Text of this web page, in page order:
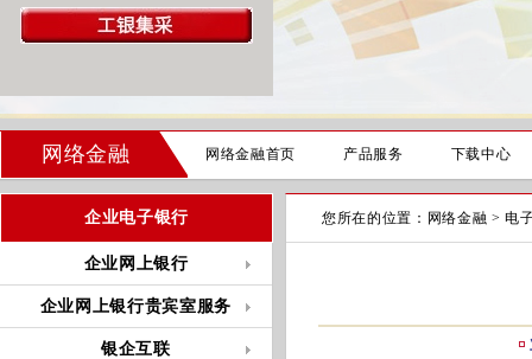
网络金融 网络金融首页 产品服务 下载中心
企业电子银行
企业网上银行
企业网上银行贵宾室服务
银企互联
您所在的位置： 网络金融 >电